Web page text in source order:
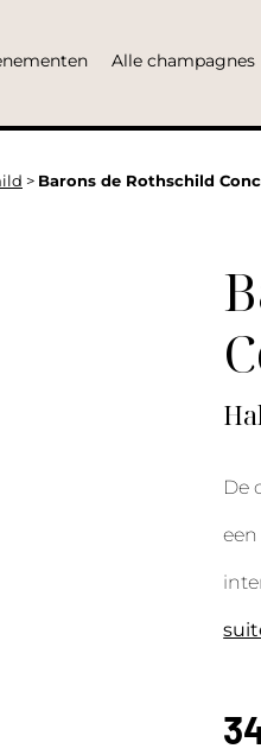
Alle champagnes
> Barons de Rothschild
De